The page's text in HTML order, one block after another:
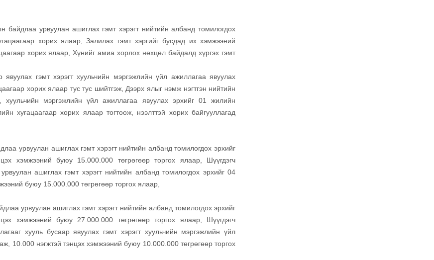
урвуулан ашиглах гэмт хэрэгт нийтийн албанд томилогдох
хорих ялаар, Залилах гэмт хэргийг бусдад их хэмжээний
хорих ялаар, Хүнийг амиа хорлох нөхцөл байдалд хүргэх гэмт
гэмт хэрэгт хуульчийн мэргэжлийн үйл ажиллагаа явуулах
хорих ялаар тус тус шийтгэж, Дээрх ялыг нэмж нэгтгэн нийтийн
мэргэжлийн үйл ажиллагаа явуулах эрхийг 01 жилийн
хугацаагаар хорих ялаар тогтоож, нээлттэй хорих байгууллагад
урвуулан ашиглах гэмт хэрэгт нийтийн албанд томилогдох эрхийг
хэмжээний буюу 15.000.000 төгрөгөөр торгох ялаар, Шүүгдэгч
ашиглах гэмт хэрэгт нийтийн албанд томилогдох эрхийг 04
буюу 15.000.000 төгрөгөөр торгох ялаар,
урвуулан ашиглах гэмт хэрэгт нийтийн албанд томилогдох эрхийг
хэмжээний буюу 27.000.000 төгрөгөөр торгох ялаар, Шүүгдэгч
хууль бусаар явуулах гэмт хэрэгт хуульчийн мэргэжлийн үйл
10.000 нэгжтэй тэнцэх хэмжээний буюу 10.000.000 төгрөгөөр торгох